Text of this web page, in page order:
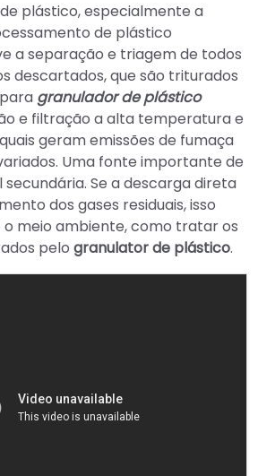
plástico, especialmente a
de plástico
a separação e triagem de todos
descartados, que são triturados
granulador de plástico
e filtração a alta temperatura e
geram emissões de fumaça
Uma fonte importante de
Se a descarga direta
dos gases residuais, isso
meio ambiente, como tratar os
pelo granulatorde plástico.